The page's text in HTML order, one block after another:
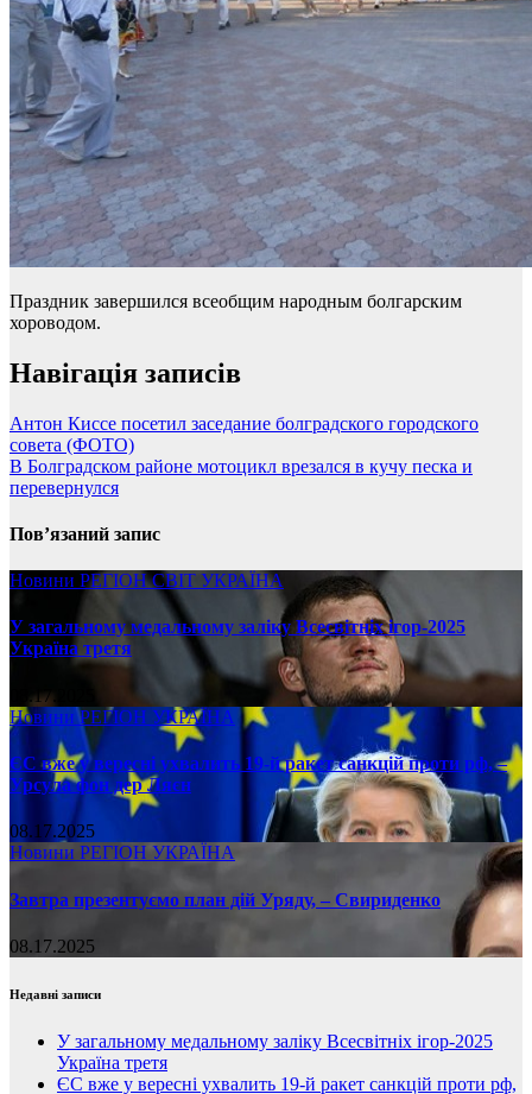
Праздник завершился всеобщим народным болгарским
хороводом.
Навігація записів
Антон Киссе посетил заседание болградского городского
совета (ФОТО)
В Болградском районе мотоцикл врезался в кучу песка и
перевернулся
Пов’язаний запис
Новини РЕГІОНСВІТ УКРАЇНА
У загальному медальному заліку Всесвітніх ігор-2025
Україна третя
08.17.2025
НовиниРЕГІОН УКРАЇНА
ЄС вже у вересні ухвалить 19-й ракет санкцій проти рф, –
Урсула фон дер Ляєн
08.17.2025
Новини РЕГІОН УКРАЇНА
Завтра презентуємо план дій Уряду, – Свириденко
08.17.2025
Недавні записи
У загальному медальному заліку Всесвітніх ігор-2025
Україна третя
ЄС вже у вересні ухвалить 19-й ракет санкцій проти рф,